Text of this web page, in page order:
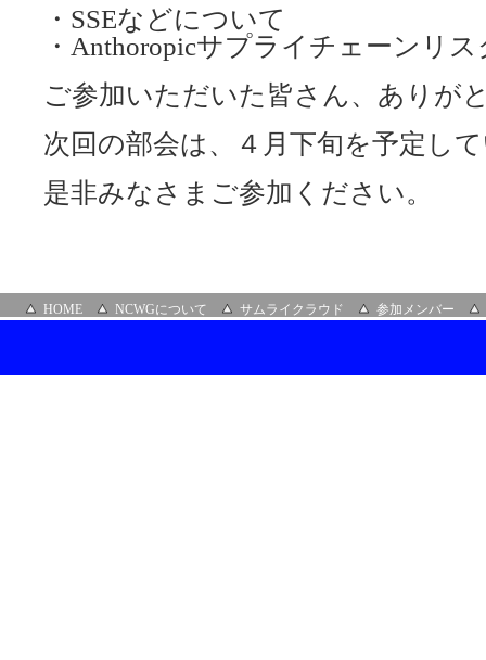
・SSEなどについて
・Anthoropicサプライチェーンリ
ご参加いただいた皆さん、ありが
次回の部会は、４月下旬を予定し
是非みなさまご参加ください。
HOME NCWGについて サムライクラウド 参加メンバー